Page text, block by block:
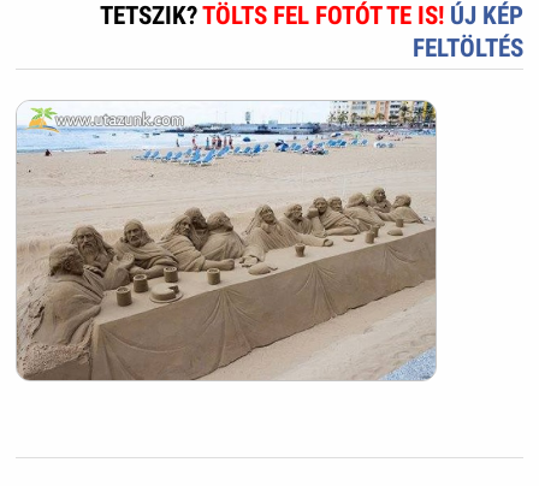
TETSZIK?TÖLTS FEL FOTÓT TE IS! ÚJ KÉP
FELTÖLTÉS